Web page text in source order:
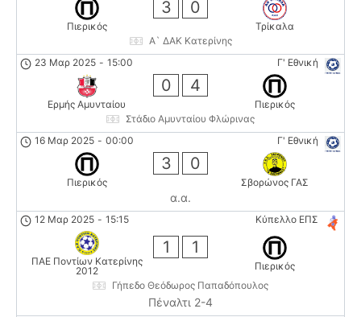
Πιερικός
3 0
Τρίκαλα
Α` ΔΑΚ Κατερίνης
Γ' Εθνική
23 Μαρ 2025 - 15:00
Ερμής Αμυνταίου
0 4
Πιερικός
Στάδιο Αμυνταίου Φλώρινας
Γ' Εθνική
16 Μαρ 2025 - 00:00
Πιερικός
3 0
Σβορώνος ΓΑΣ
α.α.
Κύπελλο ΕΠΣ
12 Μαρ 2025 - 15:15
ΠΑΕ Ποντίων Κατερίνης
2012
1 1
Πιερικός
Γήπεδο Θεόδωρος Παπαδόπουλος
Πέναλτι 2-4